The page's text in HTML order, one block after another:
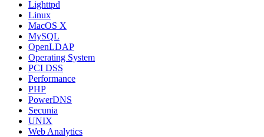
Lighttpd
Linux
MacOS X
MySQL
OpenLDAP
Operating System
PCI DSS
Performance
PHP
PowerDNS
Secunia
UNIX
Web Analytics